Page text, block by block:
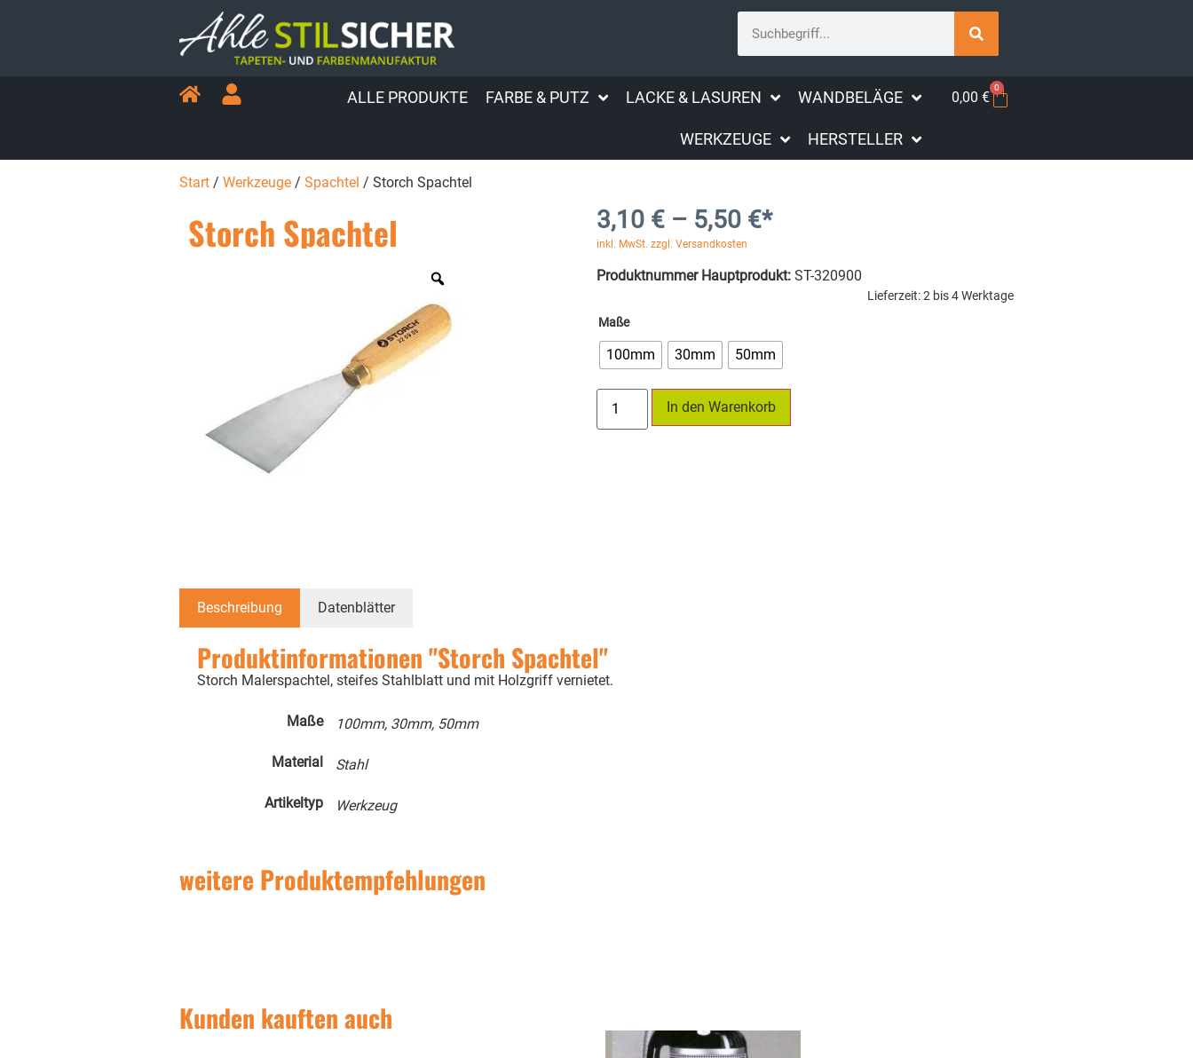
ALLE PRODUKTE FARBE & PUTZ LACKE & LASUREN WANDBELÄGE
WERKZEUGE HERSTELLER
0,00€
0
Start/ Werkzeuge/ Spachtel / Storch Spachtel
Storch Spachtel 3,10 € – 5,50 €*
inkl. MwSt. zzgl. Versandkosten
Produktnummer Hauptprodukt: ST-320900
Lieferzeit:2 bis 4 Werktage
Maße
100mm 30mm 50mm
In den Warenkorb
Beschreibung Datenblätter
Produktinformationen "Storch Spachtel"
Storch Malerspachtel, steifes Stahlblatt und mit Holzgriff vernietet.
Maße 100mm, 30mm, 50mm
Material Stahl
Artikeltyp Werkzeug
weitere Produktempfehlungen
Kunden kauften auch